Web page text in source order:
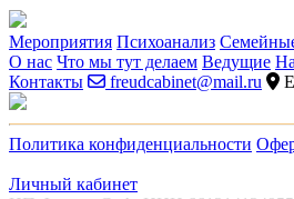
Мероприятия Психоанализ
О нас Что мы тут делаем Ведущие
Контакты
freudcabinet@mail.ru
Политика конфиденциальности
Личный кабинет